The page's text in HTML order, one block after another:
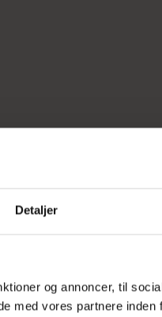
Detaljer
og annoncer, til
med vores partnere inden